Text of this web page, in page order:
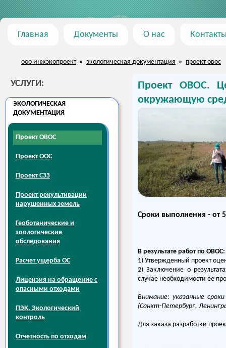
Главная Документы О нас
ооо инжэкопроект » экологическая документация » проект овос
УСЛУГИ:
ЭКОЛОГИЧЕСКАЯ
ДОКУМЕНТАЦИЯ
Проект ОВОС
Проект ООС
Проект СЗЗ
Проект рекультивации
нарушенных земель
Геоботанические и
зоологические
обследования
Расчет ущерба ОС
Лицензия на обращение с
опасными отходами
ПЭК. Экологический
контроль
Отчетность по отходам
Проект ОВОС.
окружающую
Сроки выполнения - от5
В результате работ по ОВОС:
1) Утвержденный проект
2) Заключение о
случае необходимости ее
Внимание: указанные
(Санкт-Петербург,
Для заказа разработки